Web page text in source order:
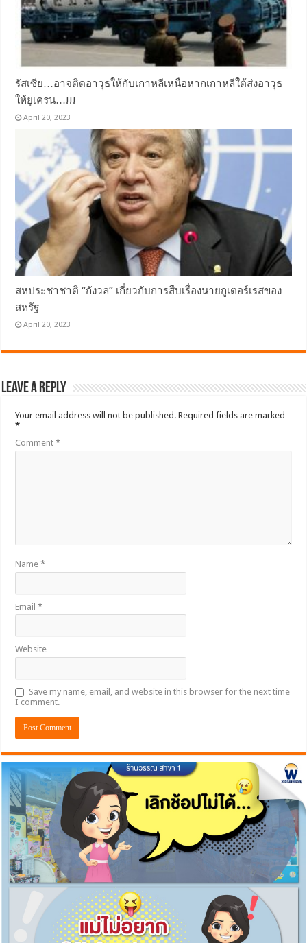
รัสเซีย…อาจติดอาวุธให้กับเกาหลีเหนือหากเกาหลีใต้ส่งอาวุธ
ให้ยูเครน…!!!
April 20, 2023
สหประชาชาติ “กังวล” เกี่ยวกับการสืบเรื่องนายกูเตอร์เรสของ
สหรัฐ
April 20, 2023
Leave a Reply
Your email address will not be published. Required fields are marked
*
Comment*
Name*
Email*
Website
Save my name, email, and website in this browser for the next time
I comment.